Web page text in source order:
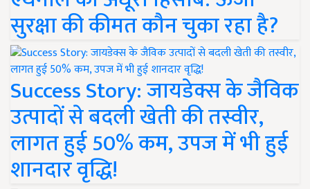
सुरक्षा की कीमत कौन चुका रहा है?
Success Story: जायडेक्स के जैविक
उत्पादों से बदली खेती की तस्वीर,
लागत हुई 50% कम, उपज में भी हुई
शानदार वृद्धि!